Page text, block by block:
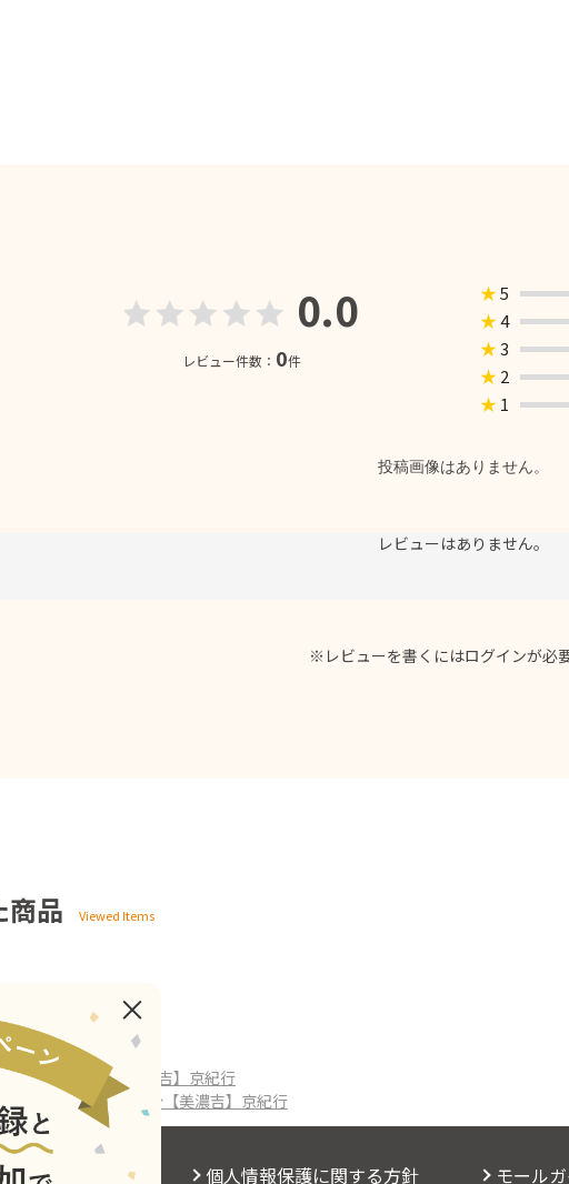
0.0
レビュー件数： 0件
★5
★4
★3
★ 2
★ 1
投稿画像はありません。
レビューはありません。
※レビューを書くにはログインが必
商品
取分【美濃吉】京紀行
>8/20受取分【美濃吉】京紀行
> >8/20受取分【美濃吉】京紀行
用にあたって 個人情報保護に関する方針 モール